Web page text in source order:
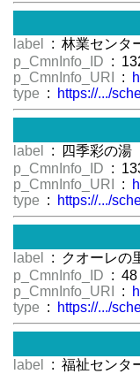
label
: 林業センタ
p_CmnInfo_ID :
p_CmnInfo_URI
:
type : https://.../
label
: 四季彩の湯
p_CmnInfo_ID :
p_CmnInfo_URI
:
type : https://.../
label
: クオーレの
p_CmnInfo_ID : 48
p_CmnInfo_URI
:
type : https://.../
label
: 福祉センタ